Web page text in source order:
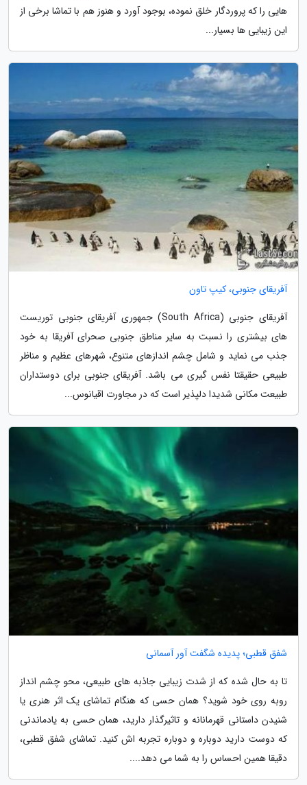
هایی را که پروردگار خلق نموده، بوجود آورد و هنوز هم با تماشا برخی از
این زیبایی ها بسیار...
آفریقای جنوبی، کیپ تاون
آفریقای جنوبی (South Africa) جمهوری آفریقای جنوبی توریست
های بیشتری را نسبت به سایر مناطق جنوبی صحرای آفریقا به خود
جذب می نماید و شامل چشم اندازهای متنوع، شهرهای عظیم و مناظر
طبیعی حقیقتا نفس گیری می باشد. آفریقای جنوبی برای دوستداران
طبیعت مکانی شدیدا دلپذیر است که در مجاورت اقیانوس...
شفق قطبی؛ پدیده شگفت آور آسمانی
تا به حال شده که از شدت زیبایی جاذبه های طبیعی، محو چشم انداز
روبه روی خود شوید؟ همان حسی که هنگام تماشای یک اثر هنری یا
شنیدن داستانی قهرمانانه و تاثیرگذار دارید، همان حسی به یادماندنی
که دوست دارید دوباره و دوباره تجربه اش کنید. تماشای شفق قطبی،
دقیقا همین احساس را به شما می دهد....